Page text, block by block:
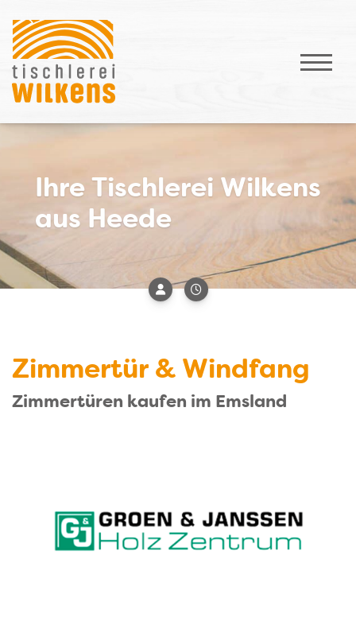
Ihre Tischlerei Wilkens
aus Heede
Zimmertür & Windfang
Zimmertüren kaufen im Emsland